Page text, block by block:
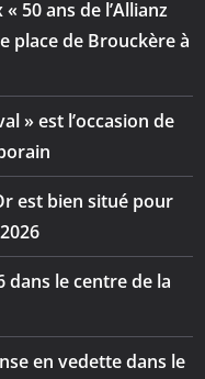
50 ans de l’Allianz
place de Brouckère à
» est l’occasion de
est bien situé pour
dans le centre de la
en vedette dans le